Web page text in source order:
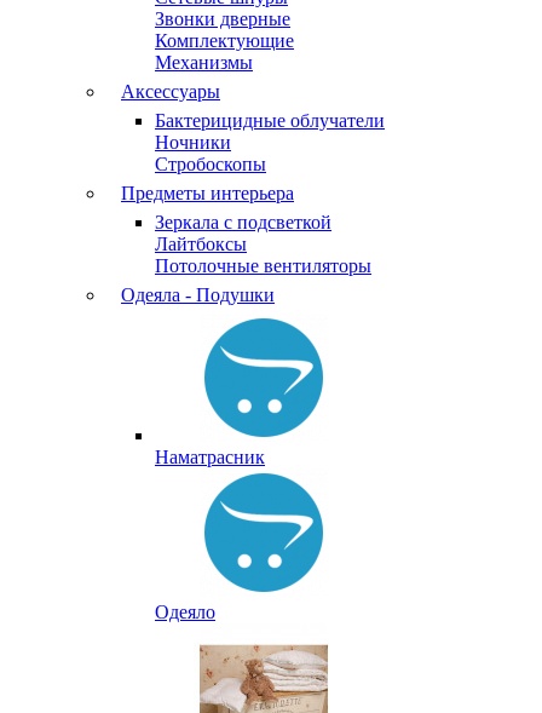
Звонки дверные
Комплектующие
Механизмы
Аксессуары
Бактерицидные облучатели
Ночники
Стробоскопы
Предметы интерьера
Зеркала с подсветкой
Лайтбоксы
Потолочные вентиляторы
Одеяла - Подушки
Наматрасник
Одеяло